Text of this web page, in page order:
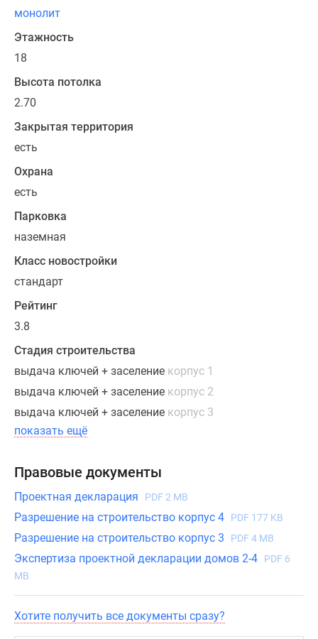
ориентацией
окон.
В
вариантов
планировки,
разработанных
изолированные
комнаты,
просторные
кухни
площадью
от
10
м
и
раздельные
Во
всех
квартирах
спроектированы
или
лоджии
с
одинарным
«холодным»
и
большие
окна,
из
которых
монолит
Этажность
18
Высота потолка
2.70
Закрытая территория
есть
Охрана
есть
Парковка
наземная
Класс новостройки
стандарт
Рейтинг
3.8
Стадия строительства
выдача ключей + заселение корпус 1
выдача ключей + заселение корпус 2
выдача ключей + заселение корпус 3
показать ещё
Правовые документы
Проектная декларация PDF 2 MB
Разрешение на строительство корпус 4 PDF 177 KB
Разрешение на строительство корпус 3 PDF 4 MB
Экспертиза проектной декларации домов 2-4
PDF 6
MB
Хотите получить все документы сразу?